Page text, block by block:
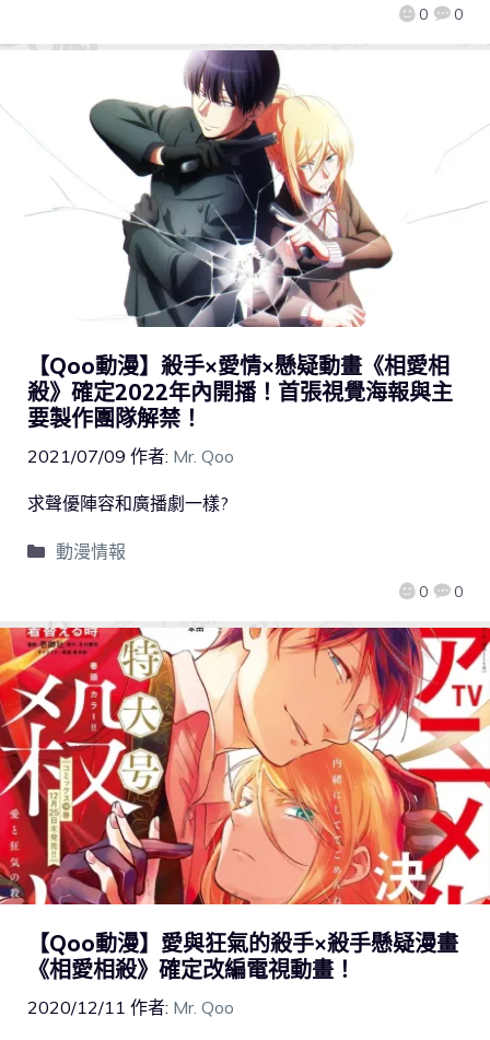
0 0
【Qoo動漫】殺手×愛情×懸疑動畫《相愛相
殺》確定2022年內開播！首張視覺海報與主
要製作團隊解禁！
2021/07/09 作者: Mr. Qoo
0 0
求聲優陣容和廣播劇一樣?
動漫情報
【Qoo動漫】愛與狂氣的殺手×殺手懸疑漫畫
《相愛相殺》確定改編電視動畫！
2020/12/11 作者: Mr. Qoo